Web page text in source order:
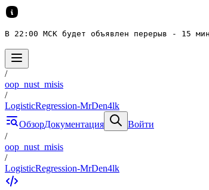
В 22:00 МСК будет объявлен перерыв - 15
/
oop_nust_misis
/
LogisticRegression-MrDen4lk
ОбзорДокументация
Войти
/
oop_nust_misis
/
LogisticRegression-MrDen4lk